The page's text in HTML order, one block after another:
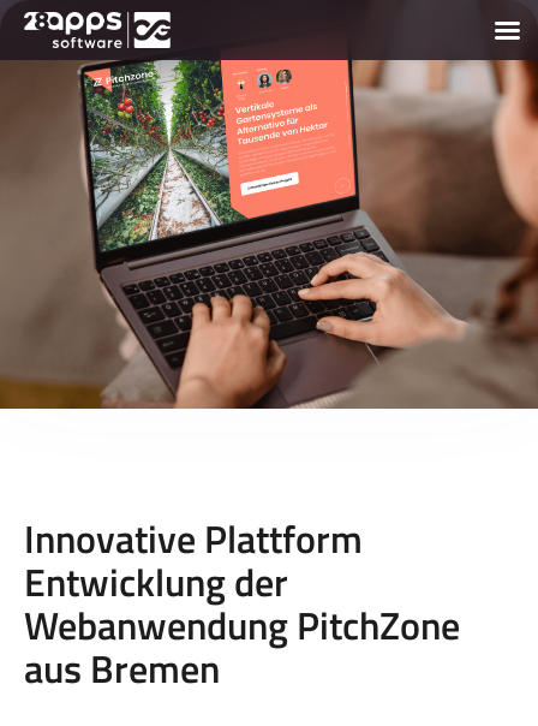
Innovative Plattform
Entwicklung der
Webanwendung PitchZone
aus Bremen